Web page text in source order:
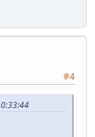
#4